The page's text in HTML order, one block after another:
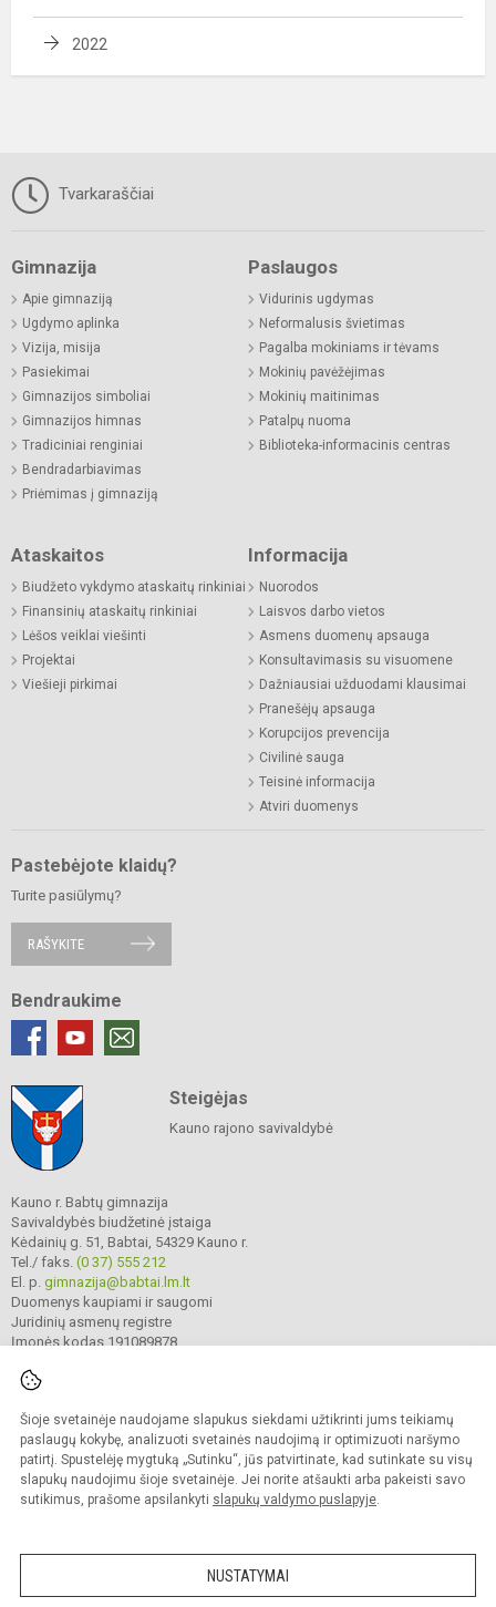
Šioje svetainėje naudojame slapukus siekdami užtikrinti jums teikiamų
paslaugų kokybę, analizuoti svetainės naudojimą ir optimizuoti naršymo
patirtį. Spustelėję mygtuką „Sutinku“, jūs patvirtinate, kad sutinkate su visų
slapukų naudojimu šioje svetainėje. Jei norite atšaukti arba pakeisti savo
sutikimus, prašome apsilankyti slapukų valdymo puslapyje.
NUSTATYMAI
2022
Tvarkaraščiai
Gimnazija
Apie gimnaziją
Ugdymo aplinka
Vizija, misija
Pasiekimai
Gimnazijos simboliai
Gimnazijos himnas
Tradiciniai renginiai
Bendradarbiavimas
Priėmimas į gimnaziją
Paslaugos
Vidurinis ugdymas
Neformalusis švietimas
Pagalba mokiniams ir tėvams
Mokinių pavėžėjimas
Mokinių maitinimas
Patalpų nuoma
Biblioteka-informacinis centras
Ataskaitos
Biudžeto vykdymo ataskaitų rinkiniai
Finansinių ataskaitų rinkiniai
Lėšos veiklai viešinti
Projektai
Viešieji pirkimai
Informacija
Nuorodos
Laisvos darbo vietos
Asmens duomenų apsauga
Konsultavimasis su visuomene
Dažniausiai užduodami klausimai
Pranešėjų apsauga
Korupcijos prevencija
Civilinė sauga
Teisinė informacija
Atviri duomenys
Pastebėjote klaidų?
Turite pasiūlymų?
RAŠYKITE
Bendraukime
Steigėjas
Kauno rajono savivaldybė
Kauno r. Babtų gimnazija
Savivaldybės biudžetinė įstaiga
Kėdainių g. 51, Babtai, 54329 Kauno r.
Tel./ faks. (0 37) 555 212
El. p. gimnazija@babtai.lm.lt
Duomenys kaupiami ir saugomi
Juridinių asmenų registre
Įmonės kodas 191089878
© 2025. Kauno r. Babtų gimnazija. Visos teisės saugomos.
Kopijuoti turinį be raštiško gimnazijos sutikimo griežtai draudžiama.
Prieinamumo paraiška Slapukų politika
Sumanus būdas atnaujinti